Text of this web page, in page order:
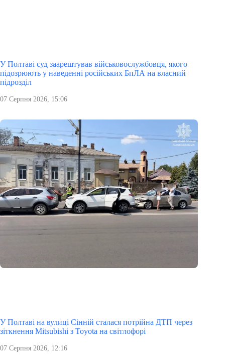
У Полтаві суд заарештував військовослужбовця, якого
підозрюють у наведенні російських БпЛА на власний
підрозділ
07 Серпня 2026, 15:06
У Полтаві на вулиці Сінній сталася потрійна ДТП через
зіткнення Mitsubishi з Toyota на світлофорі
07 Серпня 2026, 12:16